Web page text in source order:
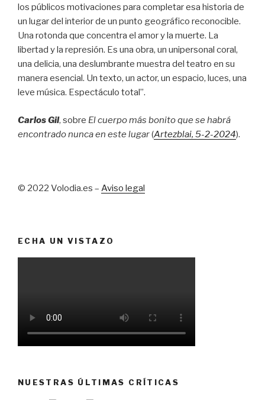
los públicos motivaciones para completar esa historia de
un lugar del interior de un punto geográfico reconocible.
Una rotonda que concentra el amor y la muerte. La
libertad y la represión. Es una obra, un unipersonal coral,
una delicia, una deslumbrante muestra del teatro en su
manera esencial. Un texto, un actor, un espacio, luces, una
leve música. Espectáculo total”.
Carlos Gil, sobre El cuerpo más bonito que se habrá
encontrado nunca en este lugar(Artezblai, 5-2-2024).
© 2022 Volodia.es – Aviso legal
ECHA UN VISTAZO
NUESTRAS ÚLTIMAS CRÍTICAS